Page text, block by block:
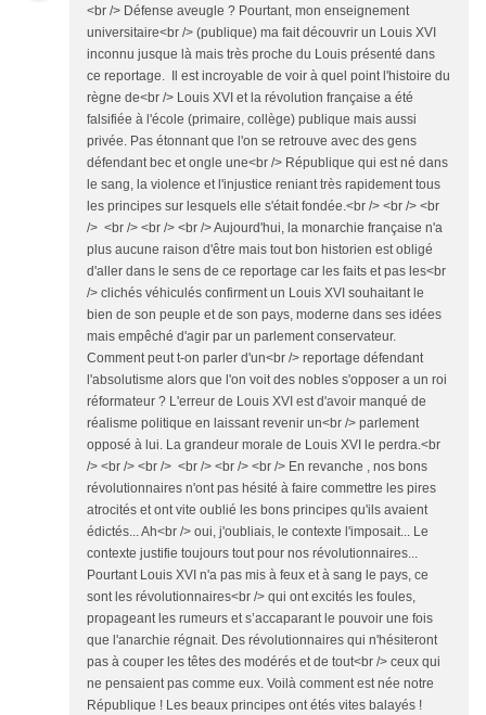
<br /> Défense aveugle ? Pourtant, mon enseignement
universitaire<br /> (publique) ma fait découvrir un Louis XVI
inconnu jusque là mais très proche du Louis présenté dans
ce reportage. Il est incroyable de voir à quel point l'histoire du
règne de<br /> Louis XVI et la révolution française a été
falsifiée à l'école (primaire, collège) publique mais aussi
privée. Pas étonnant que l'on se retrouve avec des gens
défendant bec et ongle une<br /> République qui est né dans
le sang, la violence et l'injustice reniant très rapidement tous
les principes sur lesquels elle s'était fondée.<br /> <br /> <br
/> <br /> <br /> <br /> Aujourd'hui, la monarchie française n'a
plus aucune raison d'être mais tout bon historien est obligé
d'aller dans le sens de ce reportage car les faits et pas les<br
/> clichés véhiculés confirment un Louis XVI souhaitant le
bien de son peuple et de son pays, moderne dans ses idées
mais empêché d'agir par un parlement conservateur.
Comment peut t-on parler d'un<br /> reportage défendant
l'absolutisme alors que l'on voit des nobles s'opposer a un roi
réformateur ? L'erreur de Louis XVI est d'avoir manqué de
réalisme politique en laissant revenir un<br /> parlement
opposé à lui. La grandeur morale de Louis XVI le perdra.<br
/> <br /> <br /> <br /> <br /> <br /> En revanche , nos bons
révolutionnaires n'ont pas hésité à faire commettre les pires
atrocités et ont vite oublié les bons principes qu'ils avaient
édictés... Ah<br /> oui, j'oubliais, le contexte l'imposait... Le
contexte justifie toujours tout pour nos révolutionnaires...
Pourtant Louis XVI n'a pas mis à feux et à sang le pays, ce
sont les révolutionnaires<br /> qui ont excités les foules,
propageant les rumeurs et s’accaparant le pouvoir une fois
que l'anarchie régnait. Des révolutionnaires qui n'hésiteront
pas à couper les têtes des modérés et de tout<br /> ceux qui
ne pensaient pas comme eux. Voilà comment est née notre
République ! Les beaux principes ont étés vites balayés !